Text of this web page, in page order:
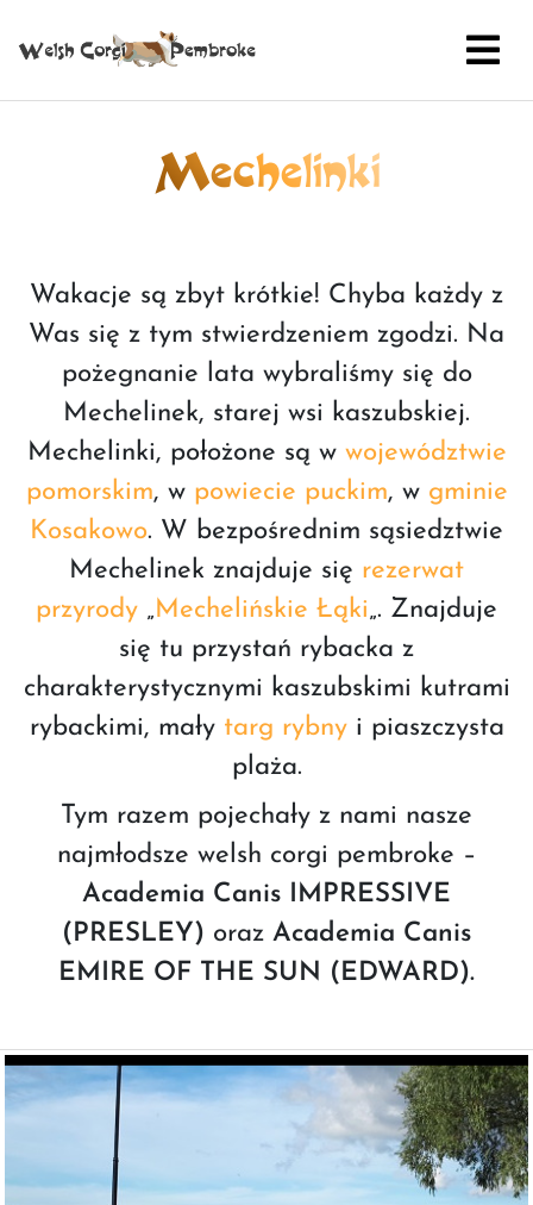
Mechelinki
Wakacje są zbyt krótkie! Chyba każdy z
Was się z tym stwierdzeniem zgodzi. Na
pożegnanie lata wybraliśmy się do
Mechelinek, starej wsi kaszubskiej.
Mechelinki, położone są w województwie
pomorskim, w powiecie puckim, w gminie
Kosakowo. W bezpośrednim sąsiedztwie
Mechelinek znajduje się rezerwat
przyrody „Mechelińskie Łąki„. Znajduje
się tu przystań rybacka z
charakterystycznymi kaszubskimi kutrami
rybackimi, mały targ rybnyi piaszczysta
plaża.
Tym razem pojechały z nami nasze
najmłodsze welsh corgi pembroke –
Academia Canis IMPRESSIVE
(PRESLEY) oraz Academia Canis
EMIRE OF THE SUN (EDWARD).